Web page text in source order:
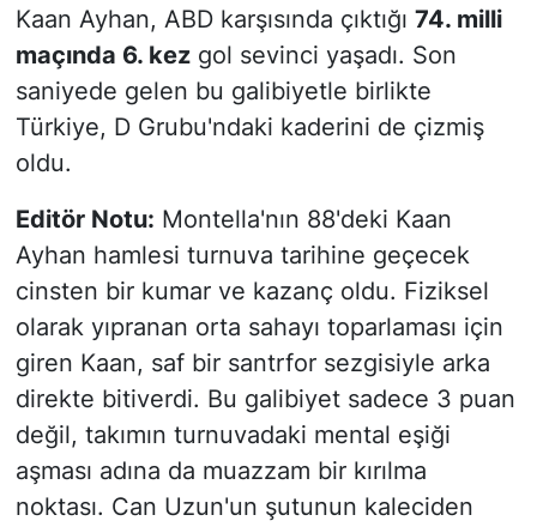
Kaan Ayhan, ABD karşısında çıktığı 74. milli
maçında 6. kezgol sevinci yaşadı. Son
saniyede gelen bu galibiyetle birlikte
Türkiye, D Grubu'ndaki kaderini de çizmiş
oldu.
Editör Notu: Montella'nın 88'deki Kaan
Ayhan hamlesi turnuva tarihine geçecek
cinsten bir kumar ve kazanç oldu. Fiziksel
olarak yıpranan orta sahayı toparlaması için
giren Kaan, saf bir santrfor sezgisiyle arka
direkte bitiverdi. Bu galibiyet sadece 3 puan
değil, takımın turnuvadaki mental eşiği
aşması adına da muazzam bir kırılma
noktası. Can Uzun'un şutunun kaleciden